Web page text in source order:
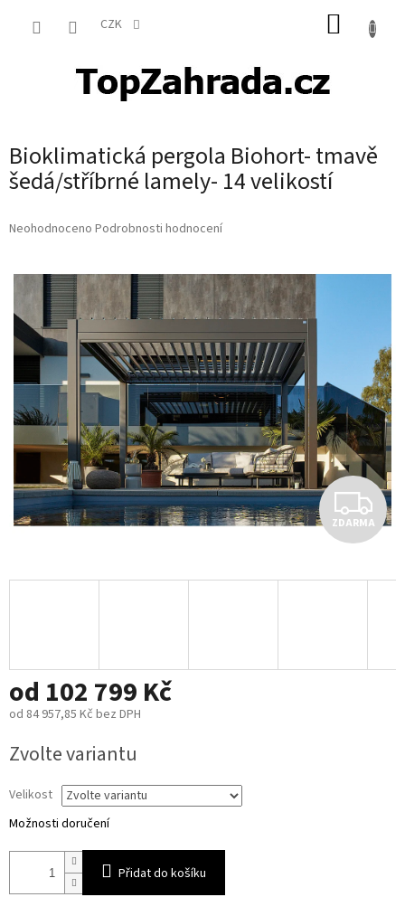
CZK
Bioklimatická pergola Biohort- tmavě
šedá/stříbrné lamely- 14 velikostí
Průměrné
je
z
5
hvězdiček.
Neohodnoceno Podrobnosti hodnocení
Z
D
A
ZDARMA
od 102 799 Kč
od 84 957,85 Kč bez DPH
cena:
Zvolte variantu
Velikost
Možnosti doručení
Přidat do košíku